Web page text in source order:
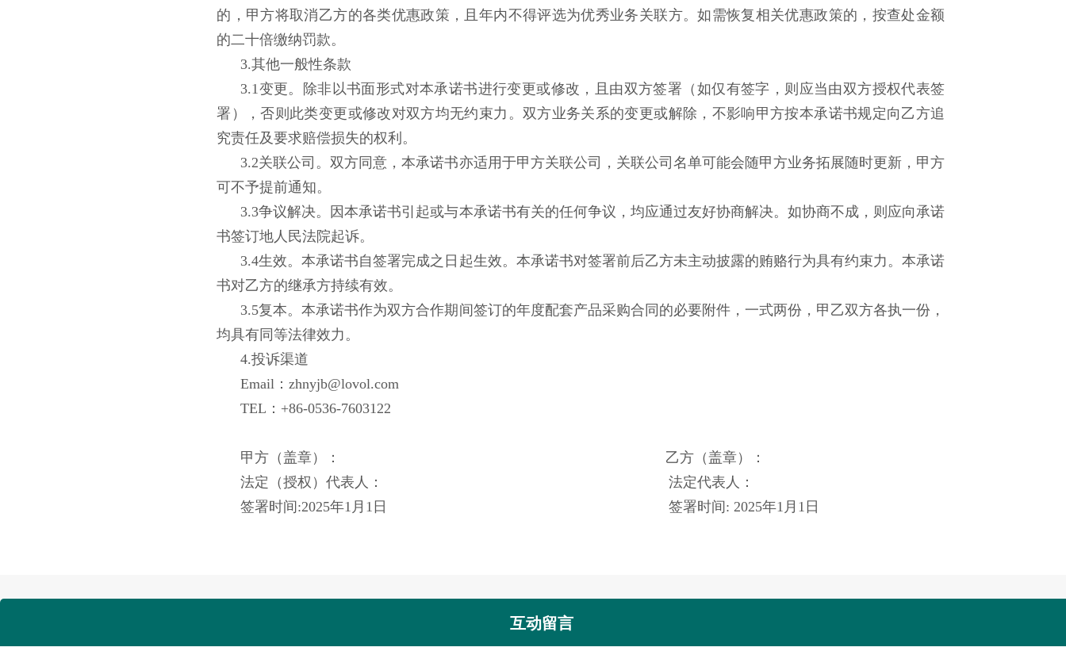
的，甲方将取消乙方的各类优惠政策，且年内不得评选为优秀业务关联方。如需恢复相关优惠政策的，按查处金额
的二十倍缴纳罚款。
3.其他一般性条款
3.1变更。除非以书面形式对本承诺书进行变更或修改，且由双方签署（如仅有签字，则应当由双方授权代表签
署），否则此类变更或修改对双方均无约束力。双方业务关系的变更或解除，不影响甲方按本承诺书规定向乙方追
究责任及要求赔偿损失的权利。
3.2关联公司。双方同意，本承诺书亦适用于甲方关联公司，关联公司名单可能会随甲方业务拓展随时更新，甲方
可不予提前通知。
3.3争议解决。因本承诺书引起或与本承诺书有关的任何争议，均应通过友好协商解决。如协商不成，则应向承诺
书签订地人民法院起诉。
3.4生效。本承诺书自签署完成之日起生效。本承诺书对签署前后乙方未主动披露的贿赂行为具有约束力。本承诺
书对乙方的继承方持续有效。
3.5复本。本承诺书作为双方合作期间签订的年度配套产品采购合同的必要附件，一式两份，甲乙双方各执一份，
均具有同等法律效力。
4.投诉渠道
Email：zhnyjb@lovol.com
TEL：+86-0536-7603122
甲方（盖章）： 乙方（盖章）：
法定（授权）代表人： 法定代表人：
签署时间:2025年1月1日 签署时间: 2025年1月1日
互动留言